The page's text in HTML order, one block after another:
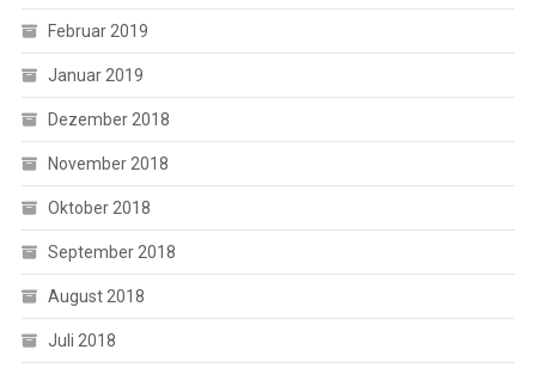
Februar 2019
Januar 2019
Dezember 2018
November 2018
Oktober 2018
September 2018
August 2018
Juli 2018